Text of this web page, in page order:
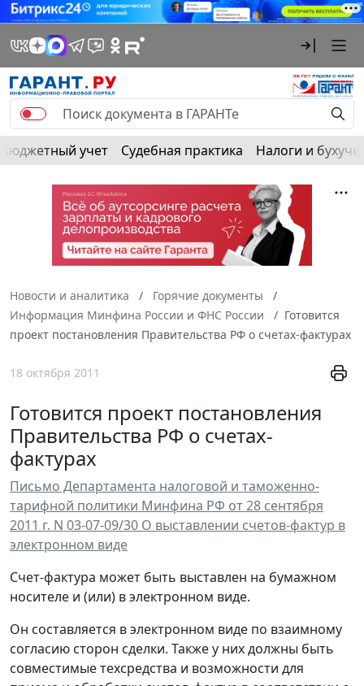
Бюджетный учет Судебная практика Налоги и
Новости и аналитика
Горячие документы
Информация Минфина России и ФНС России
Готовится
проект постановления Правительства РФ о счетах-фактурах
18 октября 2011
Готовится проект постановления
Правительства РФ о счетах-
фактурах
Письмо Департамента налоговой и таможенно-
тарифной политики Минфина РФ от 28 сентября
2011 г. N 03-07-09/30 О выставлении счетов-фактур в
электронном виде
Счет-фактура может быть выставлен на бумажном
носителе и (или) в электронном виде.
Он составляется в электронном виде по взаимному
согласию сторон сделки. Также у них должны быть
совместимые техсредства и возможности для